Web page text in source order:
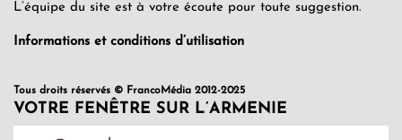
L’équipe du site est à votre écoute pour toute suggestion.
Informations et conditions d’utilisation
Tous droits réservés © FrancoMédia 2012-2025
VOTRE FENÊTRE SUR L’ARMENIE